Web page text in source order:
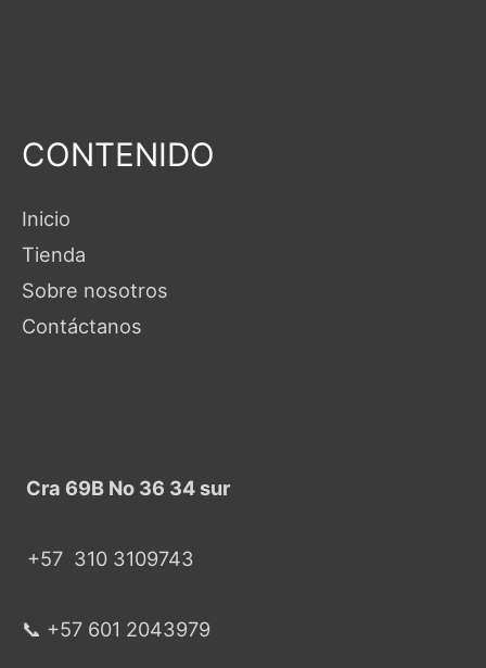
CONTENIDO
Inicio
Tienda
Sobre nosotros
Contáctanos
Cra 69B No 36 34 sur
+57 310 3109743
📞 +57 601 2043979